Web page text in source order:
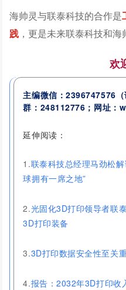
海帅灵与联泰科技的合作是
践 ，更是未来联泰科技和海
欢
主编微信：2396747576
群： 248112776 ；网址
延伸阅读：
1.联泰科技总经理马劲松
球拥有一席之地”
2.光固化3D打印领导者联
3D打印装备
3.3D打印数据安全性至关
4.报告：2032年3D打印收